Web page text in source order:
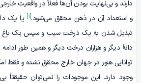
دارند و بی‌نهایت بودن آن‌ها فعلاً در واقعیت
و استعداد آن در ذهن محقق می‌شود.[1]
یا یک
تبدیل شدن به یک درخت سیب و سپس یک باغ
دانۀ دیگر و هزاران درخت دیگر و همین طور ادامه
توانایی هنوز در جهان خارج محقق نشده و فقط
وجود دارد. این موجودات را نمی‌توان حقیقتاً